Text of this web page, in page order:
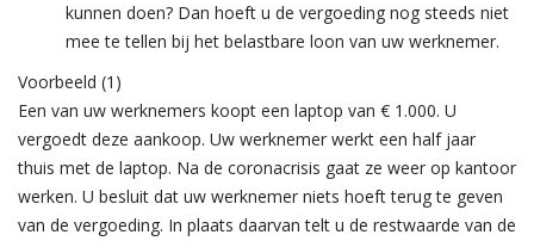
kunnen doen? Dan hoeft u de vergoeding nog steeds niet
mee te tellen bij het belastbare loon van uw werknemer.
Voorbeeld (1)
Een van uw werknemers koopt een laptop van € 1.000. U
vergoedt deze aankoop. Uw werknemer werkt een half jaar
thuis met de laptop. Na de coronacrisis gaat ze weer op kantoor
werken. U besluit dat uw werknemer niets hoeft terug te geven
van de vergoeding. In plaats daarvan telt u de restwaarde van de